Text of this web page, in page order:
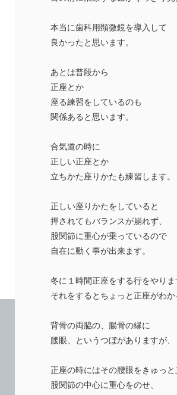
本当に歯科用顕微鏡を導入して
良かったと思います。
あとは普段から
正座とか
座る練習をしているのも
関係あると思います。
合気道の時に
正しい正座とか
立ちかた座りかたも練習します。
正しい座りかたをしていると
押されてもバランスが崩れず、
股関節に重心が乗っているので
自在に動く事が出来ます。
冬に１時間正座をする行をやりま
それをするとちょっと正座がわか
背骨の両脇の、腸骨の縁に
腰眼、というつぼがありますが、
正座の時にはその腰眼をきゅっと
股関節の中心に重心をのせ、